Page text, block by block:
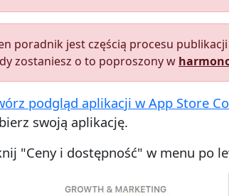
poradnik jest częścią procesu
zostaniesz o to poproszony w
podgląd aplikacji w App Store
swoją aplikację.
"Ceny i dostępność" w menu po